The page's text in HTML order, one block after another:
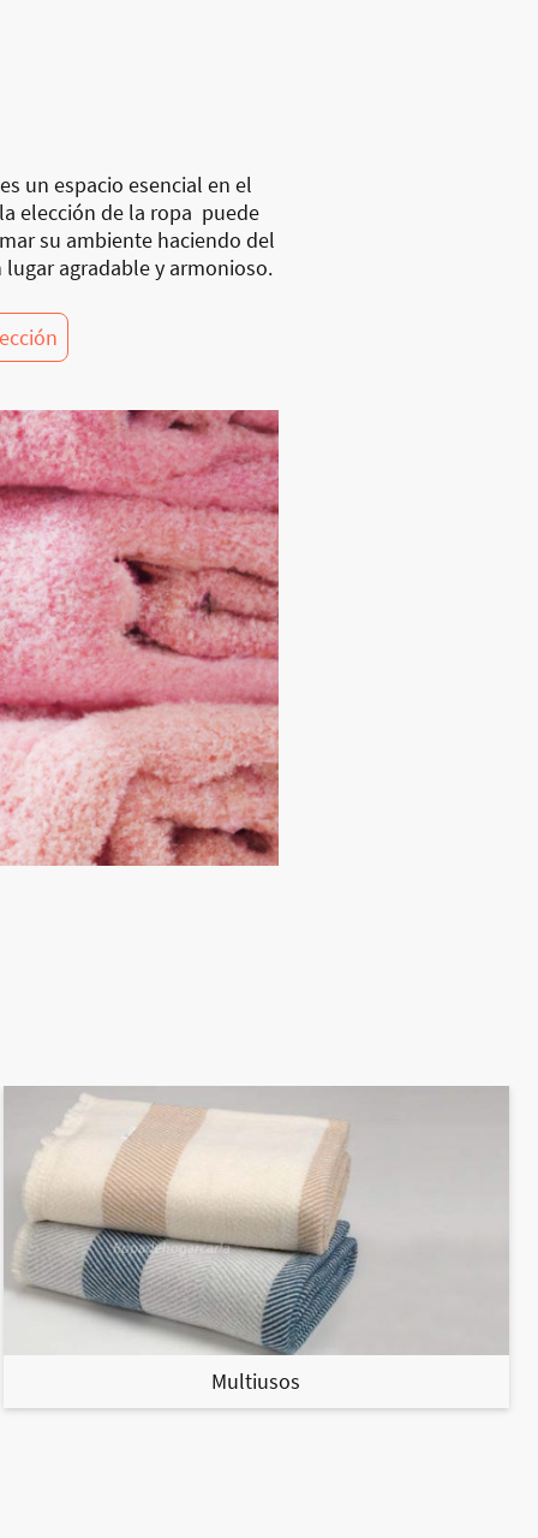
un espacio esencial en el
elección de la ropa puede
su ambiente haciendo del
agradable y armonioso.
Multiusos